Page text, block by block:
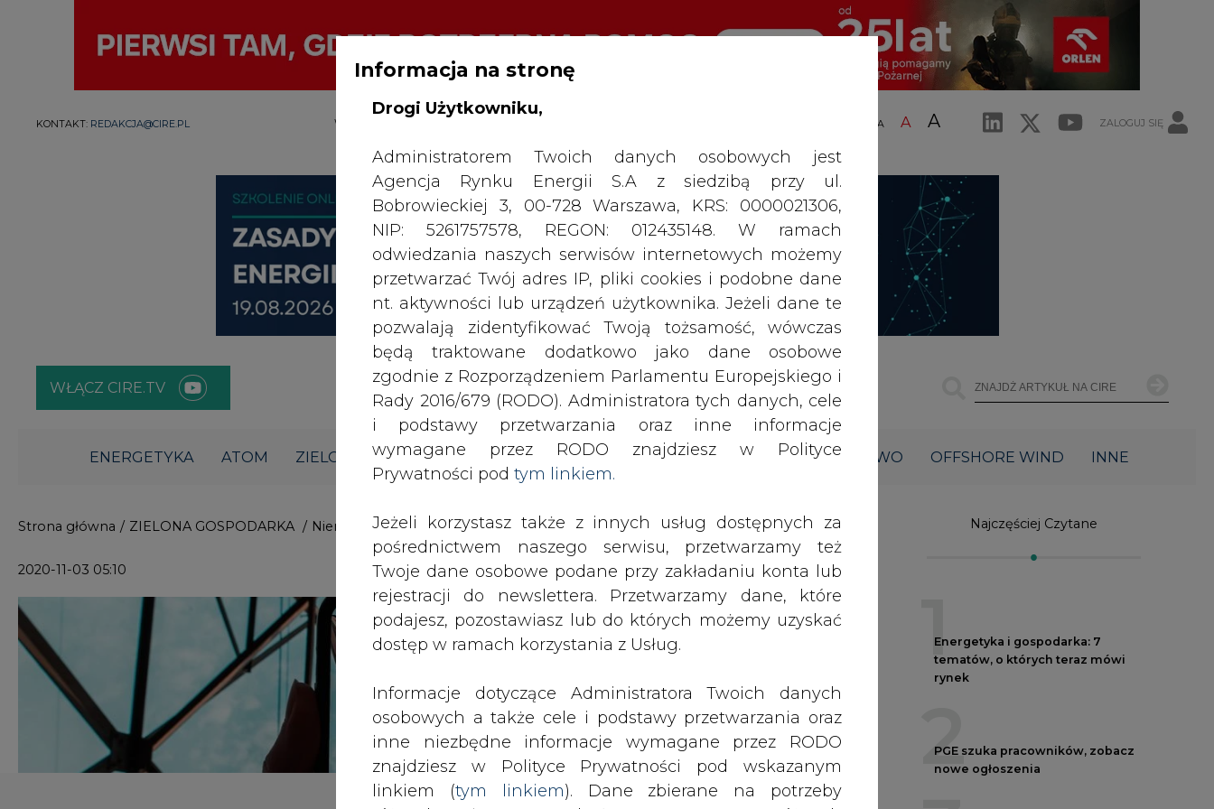
KONTAKT: REDAKCJA@CIRE.PL WYDAWCA PORTALU: A A A ZALOGUJ SIĘ
WŁĄCZ CIRE.TV
ENERGETYKA ATOM ZIELONA GOSPODARKA ZMIANY KADROWE NA RYNKU CIEPŁOWNICTWO OFFSHORE WIND INNE
Informacja na stronę
Drogi Użytkowniku,
Administratorem Twoich danych osobowych jest
Agencja Rynku Energii S.A z siedzibą przy ul.
Bobrowieckiej 3, 00-728 Warszawa, KRS: 0000021306,
NIP: 5261757578, REGON: 012435148. W ramach
odwiedzania naszych serwisów internetowych możemy
przetwarzać Twój adres IP, pliki cookies i podobne dane
nt. aktywności lub urządzeń użytkownika. Jeżeli dane te
pozwalają zidentyfikować Twoją tożsamość, wówczas
będą traktowane dodatkowo jako dane osobowe
zgodnie z Rozporządzeniem Parlamentu Europejskiego i
Rady 2016/679 (RODO). Administratora tych danych, cele
i podstawy przetwarzania oraz inne informacje
wymagane przez RODO znajdziesz w Polityce
Prywatności pod tym linkiem.
Jeżeli korzystasz także z innych usług dostępnych za
pośrednictwem naszego serwisu, przetwarzamy też
Twoje dane osobowe podane przy zakładaniu konta lub
rejestracji do newslettera. Przetwarzamy dane, które
podajesz, pozostawiasz lub do których możemy uzyskać
dostęp w ramach korzystania z Usług.
Informacje dotyczące Administratora Twoich danych
osobowych a także cele i podstawy przetwarzania oraz
inne niezbędne informacje wymagane przez RODO
znajdziesz w Polityce Prywatności pod wskazanym
linkiem (tym linkiem). Dane zbierane na potrzeby
Strona główna / ZIELONA GOSPODARKA / Niemcy zainstalowały w trzech kwartałach br. 3,51 GW mocy z fotowoltaiki
2020-11-03 05:10 drukuj skomentuj udostępnij :
Najczęściej Czytane
1
Energetyka i gospodarka: 7
tematów, o których teraz mówi
rynek
2
PGE szuka pracowników, zobacz
nowe ogłoszenia